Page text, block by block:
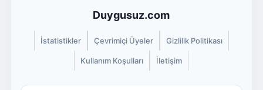
Duygusuz.com
İstatistikler Çevrimiçi Üyeler Gizlilik Politikası
Kullanım Koşulları İletişim